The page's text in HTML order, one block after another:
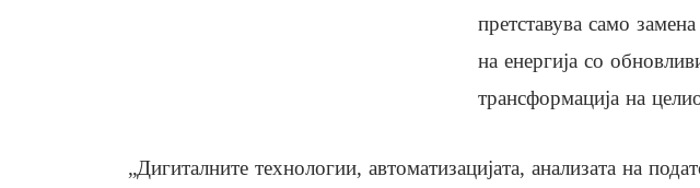
претставува само
на енергија со
трансформација на
„Дигиталните технологии, автоматизацијата, анализата на